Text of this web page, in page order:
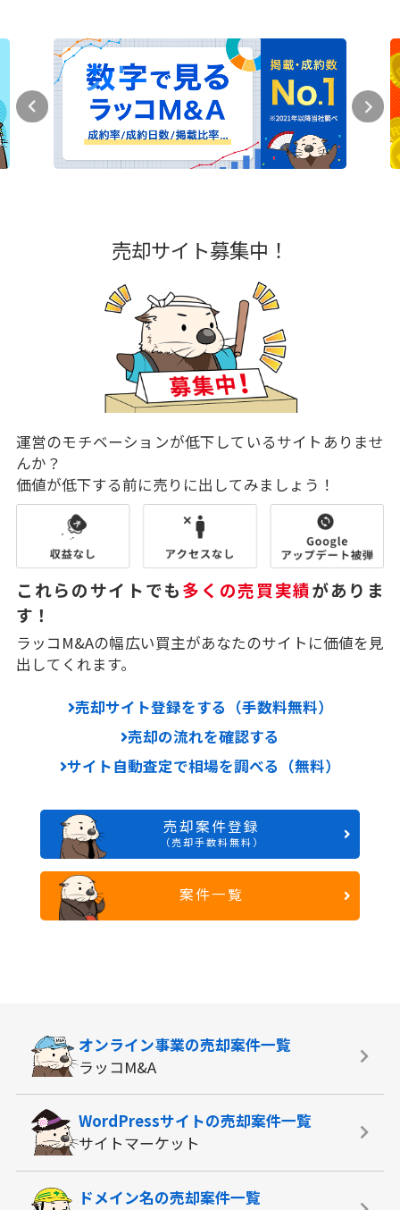
売却サイト募集中！
運営のモチベーションが低下しているサイトありませ
んか？
価値が低下する前に売りに出してみましょう！
これらのサイトでも多くの売買実績がありま
す！
ラッコM&Aの幅広い買主があなたのサイトに価値を見
出してくれます。
売却サイト登録をする（手数料無料）
売却の流れを確認する
サイト自動査定で相場を調べる（無料）
売却案件登録
（売却手数料無料）
案件一覧
オンライン事業の売却案件一覧
ラッコM&A
WordPressサイトの売却案件一覧
サイトマーケット
ドメイン名の売却案件一覧